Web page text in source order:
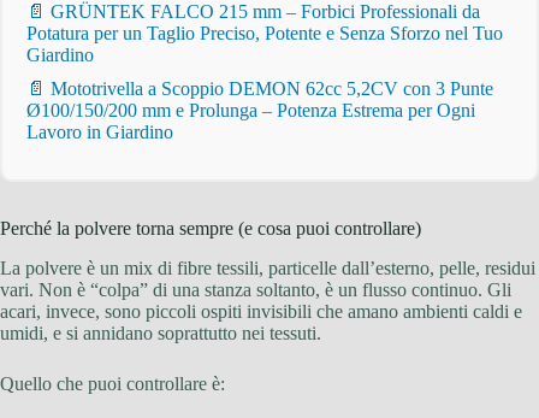
📄 GRÜNTEK FALCO 215 mm – Forbici Professionali da
Potatura per un Taglio Preciso, Potente e Senza Sforzo nel Tuo
Giardino
📄 Mototrivella a Scoppio DEMON 62cc 5,2CV con 3 Punte
Ø100/150/200 mm e Prolunga – Potenza Estrema per Ogni
Lavoro in Giardino
Perché la polvere torna sempre (e cosa puoi controllare)
La polvere è un mix di fibre tessili, particelle dall’esterno, pelle, residui
vari. Non è “colpa” di una stanza soltanto, è un flusso continuo. Gli
acari, invece, sono piccoli ospiti invisibili che amano ambienti caldi e
umidi, e si annidano soprattutto nei tessuti.
Quello che puoi controllare è: